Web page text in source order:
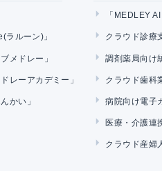
ルーン)」
メドレー」
レーアカデミー」
かい」
「MEDLEY
クラウド診療
調剤薬局向け
クラウド歯科
病院向け電子
医療・介護連
クラウド産婦